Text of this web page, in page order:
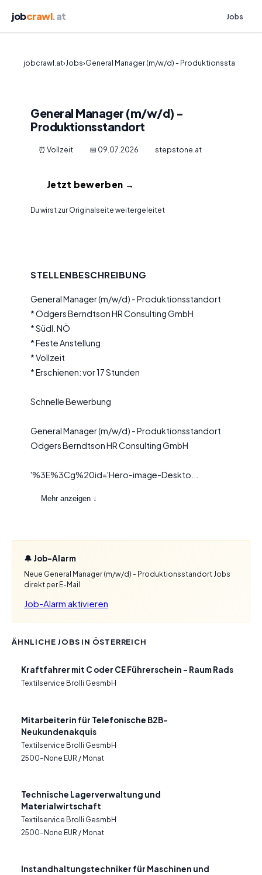
jobcrawl.at Jobs
jobcrawl.at›Jobs›General Manager (m/w/d) - Produktionssta
General Manager (m/w/d) -
Produktionsstandort
⏰ Vollzeit 📅 09.07.2026 stepstone.at
Jetzt bewerben →
Du wirst zur Originalseite weitergeleitet
STELLENBESCHREIBUNG
General Manager (m/w/d) - Produktionsstandort
* Odgers Berndtson HR Consulting GmbH
* Südl. NÖ
* Feste Anstellung
* Vollzeit
* Erschienen: vor 17 Stunden
Schnelle Bewerbung
General Manager (m/w/d) - Produktionsstandort
Odgers Berndtson HR Consulting GmbH
'%3E%3Cg%20id='Hero-image-Deskto...
Mehr anzeigen ↓
🔔 Job-Alarm
Neue General Manager (m/w/d) - Produktionsstandort Jobs
direkt per E-Mail
Job-Alarm aktivieren
ÄHNLICHE JOBS IN ÖSTERREICH
Kraftfahrer mit C oder CE Führerschein – Raum Rads
Textilservice Brolli GesmbH
Mitarbeiterin für Telefonische B2B-
Neukundenakquis
Textilservice Brolli GesmbH
2500–None EUR / Monat
Technische Lagerverwaltung und
Materialwirtschaft
Textilservice Brolli GesmbH
2500–None EUR / Monat
Instandhaltungstechniker für Maschinen und